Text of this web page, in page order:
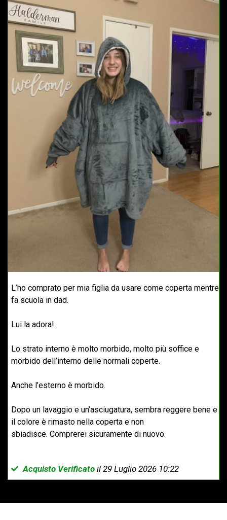
L’ho comprato per mia figlia da usare come coperta mentre
fa scuola in dad.
Lui la adora!
Lo strato interno è molto morbido, molto più soffice e
morbido dell’interno delle normali coperte.
Anche l’esterno è morbido.
Dopo un lavaggio e un’asciugatura, sembra reggere bene e
il colore è rimasto nella coperta e non
sbiadisce. Comprerei sicuramente di nuovo.
Acquisto Verificatoil 29 Luglio 2026 10:22